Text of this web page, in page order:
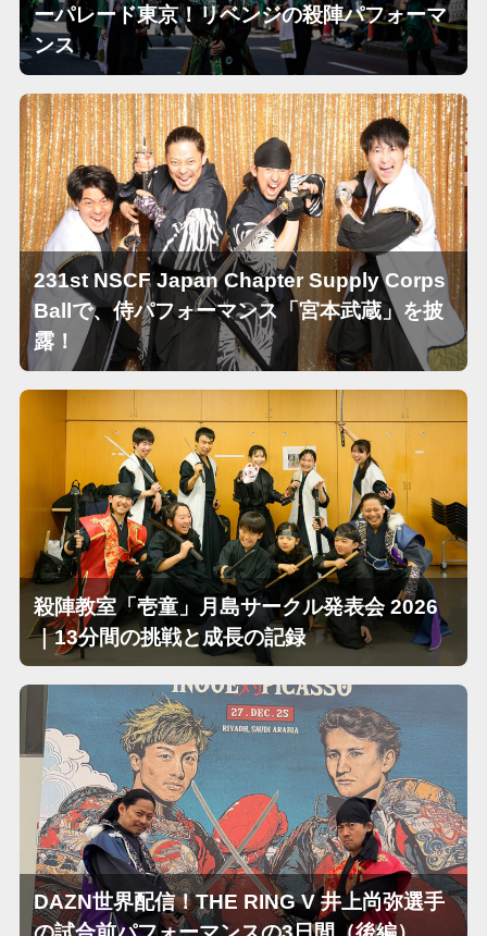
ーパレード東京！リベンジの殺陣パフォーマ
ンス
231st NSCF Japan Chapter Supply Corps
Ballで、侍パフォーマンス「宮本武蔵」を披
露！
殺陣教室「壱童」月島サークル発表会 2026
｜13分間の挑戦と成長の記録
DAZN世界配信！THE RING V 井上尚弥選手